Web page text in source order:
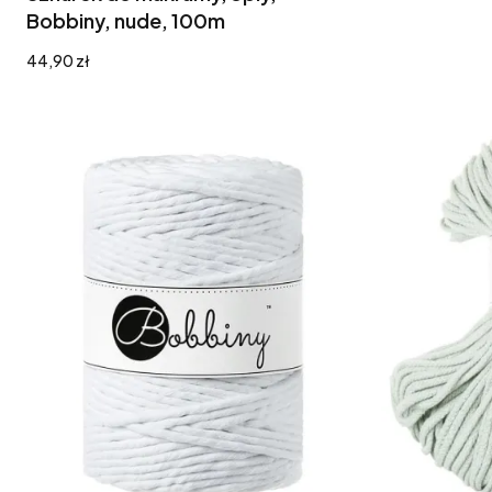
Bobbiny, nude, 100m
Cena
44,90 zł